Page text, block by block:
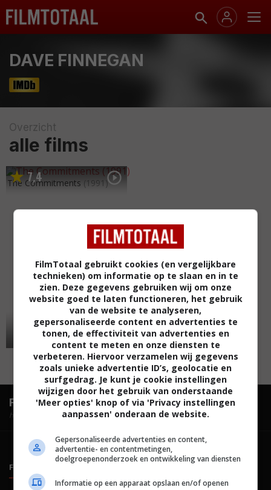
DAVE FINNEGAN
Overzicht
alle films
7,4
The Commitments (1991)
FilmTotaal.Hét online filmoverzicht.
hosted by
FILMTOTAAL
FilmTotaal gebruikt cookies (en vergelijkbare
technieken) om informatie op te slaan en in te
zien. Deze gegevens gebruiken wij om onze
website goed te laten functioneren, het gebruik
van de website te analyseren,
gepersonaliseerde content en advertenties te
tonen, de effectiviteit van advertenties en
content te meten en onze diensten te
verbeteren. Hiervoor verzamelen wij gegevens
zoals unieke advertentie ID’s, geolocatie en
surfgedrag. Je kunt je cookie instellingen
wijzigen door het gebruik van onderstaande
'Meer opties' knop of via 'Privacy instellingen
aanpassen' onderaan de website.
Gepersonaliseerde advertenties en content,
advertentie- en contentmetingen,
doelgroepenonderzoek en ontwikkeling van diensten
Informatie op een apparaat opslaan en/of openen